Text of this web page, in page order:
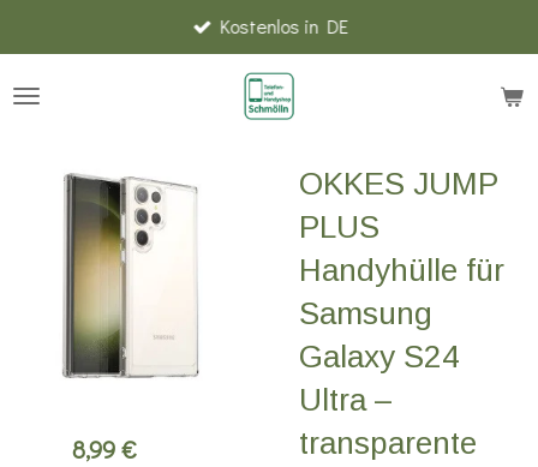
Hauptinhalt
springen
Kostenlos in DE
OKKES JUMP
PLUS
Handyhülle für
Samsung
Galaxy S24
Ultra –
transparente
8,99 €